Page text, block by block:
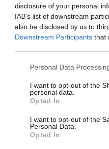
disclosure of your personal
IAB’s list of downstream
also be disclosed by us to
Downstream Participants that
Personal Data
I want to opt-out of the
personal data.
Opted In
I want to opt-out of the
Personal Data.
Opted In
Lombardie
Hôtels avec piscine à
Hôtels avec piscine à
Hôtels avec piscine à
Santa Cesarea Terme
Sardaigne
Hôtels avec piscine à